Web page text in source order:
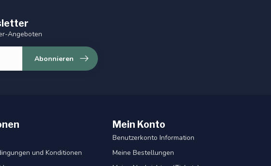
Angeboten
Abonnieren
und Konditionen
Mein Konto
Benutzerkonto Information
Meine Bestellungen